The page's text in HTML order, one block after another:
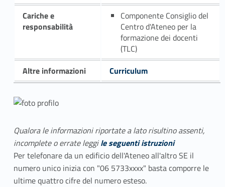
Cariche e
responsabilità
Componente Consiglio del
Centro d'Ateneo per la
formazione dei docenti
(TLC)
Altre informazioni
Curriculum
Qualora le informazioni riportate a lato risultino assenti,
incomplete o errate leggile seguenti istruzioni
Per telefonare da un edificio dell'Ateneo all'altro SE il
numero unico inizia con "06 5733xxxx" basta comporre le
ultime quattro cifre del numero esteso.